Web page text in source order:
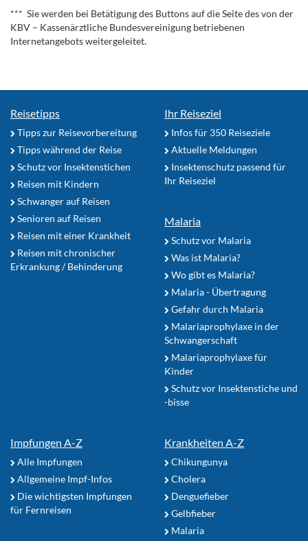
*** Sie werden bei Betätigung des Buttons auf die Seite des von der
KBV – Kassenärztliche Bundesvereinigung betriebenen
Internetangebots weitergeleitet.
Reisetipps
Tipps zur Reisevorbereitung
Tipps während der Reise
Schutz vor Insektenstichen
Reisen mit Kindern
Schwanger auf Reisen
Senioren auf Reisen
Reisen mit einer Krankheit
Reisen mit chronischer
Erkrankung / Behinderung
Ihr Reiseziel
Infos für 350 Reiseziele
Aktuelle Meldungen
Insektenschutz passend für
Ihr Reiseziel
Malaria
Schutz vor Malaria
Was ist Malaria?
Wo gibt es Malaria?
Malaria - Übertragung
Gefahr durch Malaria
Malariaprophylaxe in der
Schwangerschaft
Malariaprophylaxe für
Kinder
Schutz vor Insektenstiche und
-bisse
Impfungen A-Z
Alle Impfungen
Allgemeine Impf-Infos
Die wichtigsten Impfungen
für Fernreisen
Krankheiten A-Z
Chikungunya
Cholera
Denguefieber
Gelbfieber
Malaria